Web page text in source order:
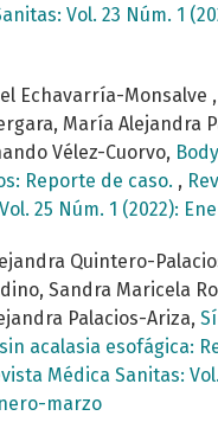
Vol. 23 Núm. 1
Echavarría-Monsalve
María Alejandra
Vélez-Cuorvo,
Reporte de caso. ,
25 Núm. 1 (2022):
Quintero-
Sandra Maricela
Palacios-Ariza,
acalasia esofágica:
Médica Sanitas:
marzo